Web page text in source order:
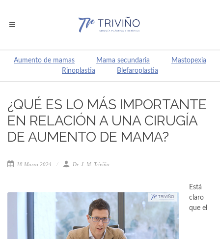
Aumento de mamas Mama secundaria
Mastopexia
Rinoplastia
Blefaroplastia
¿QUÉ ES LO MÁS IMPORTANTE
EN RELACIÓN A UNA CIRUGÍA
DE AUMENTO DE MAMA?
18 Marzo 2024 Dr. J. M. Triviño
Está
claro
que el